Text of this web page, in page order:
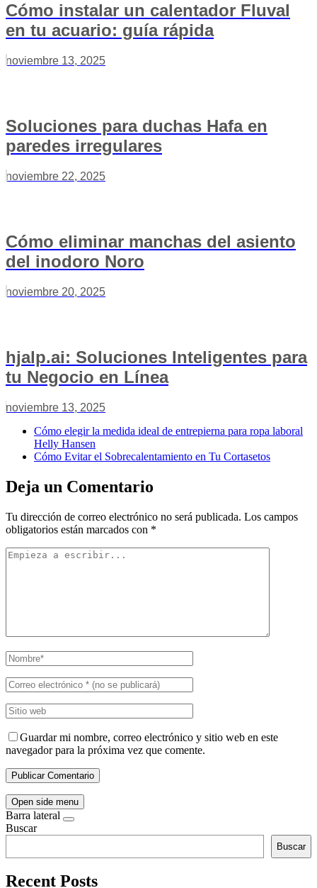
Cómo instalar un calentador Fluval
en tu acuario: guía rápida
noviembre 13, 2025
Soluciones para duchas Hafa en
paredes irregulares
noviembre 22, 2025
Cómo eliminar manchas del asiento
del inodoro Noro
noviembre 20, 2025
hjalp.ai: Soluciones Inteligentes para
tu Negocio en Línea
noviembre 13, 2025
Cómo elegir la medida ideal de entrepierna para ropa laboral
Helly Hansen
Cómo Evitar el Sobrecalentamiento en Tu Cortasetos
Deja un Comentario
Tu dirección de correo electrónico no será publicada. Los campos
obligatorios están marcados con *
Guardar mi nombre, correo electrónico y sitio web en este
navegador para la próxima vez que comente.
Open side menu
Barra lateral
Buscar
Buscar
Recent Posts